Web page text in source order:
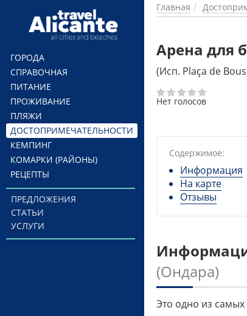
Перейти к основному содержанию
ГОРОДА
СПРАВОЧНАЯ
ПИТАНИЕ
ПРОЖИВАНИЕ
ПЛЯЖИ
ДОСТОПРИМЕЧАТЕЛЬНОСТИ
КЕМПИНГ
КОМАРКИ (РАЙОНЫ)
РЕЦЕПТЫ
ПРЕДЛОЖЕНИЯ
СТАТЬИ
УСЛУГИ
Главная
Арена для
(Исп. Plaça de
Нет голосов
Содержимое:
Информация
На карте
Отзывы
(Ондара)
Это одно из